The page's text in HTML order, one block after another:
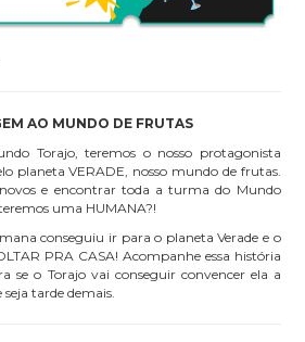
AO MUNDO DE FRUTAS
Torajo, teremos o nosso protagonista
planeta VERADE, nosso mundo de frutas.
e encontrar toda a turma do Mundo
uma HUMANA?!
conseguiu ir para o planeta Verade e o
PRA CASA! Acompanhe essa história
se o Torajo vai conseguir convencer ela a
tarde demais.